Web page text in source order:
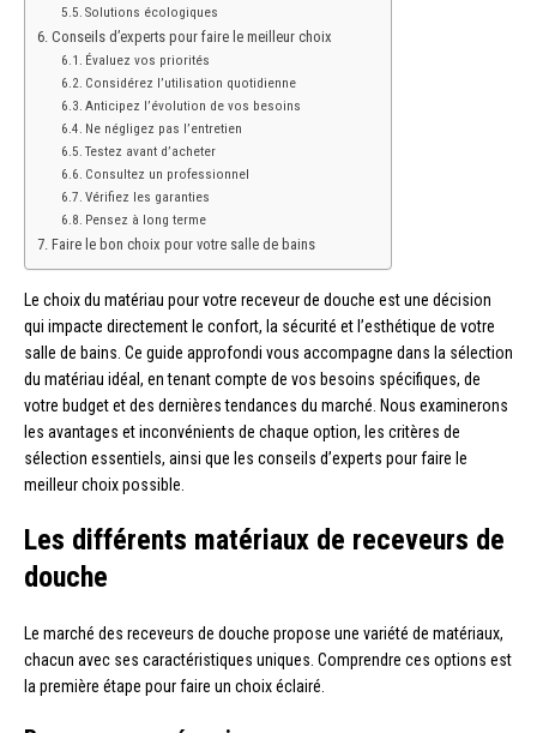
Solutions écologiques
Conseils d’experts pour faire le meilleur choix
Évaluez vos priorités
Considérez l’utilisation quotidienne
Anticipez l’évolution de vos besoins
Ne négligez pas l’entretien
Testez avant d’acheter
Consultez un professionnel
Vérifiez les garanties
Pensez à long terme
Faire le bon choix pour votre salle de bains
Le choix du matériau pour votre receveur de douche est une décision
qui impacte directement le confort, la sécurité et l’esthétique de votre
salle de bains. Ce guide approfondi vous accompagne dans la sélection
du matériau idéal, en tenant compte de vos besoins spécifiques, de
votre budget et des dernières tendances du marché. Nous examinerons
les avantages et inconvénients de chaque option, les critères de
sélection essentiels, ainsi que les conseils d’experts pour faire le
meilleur choix possible.
Les différents matériaux de receveurs de
douche
Le marché des receveurs de douche propose une variété de matériaux,
chacun avec ses caractéristiques uniques. Comprendre ces options est
la première étape pour faire un choix éclairé.